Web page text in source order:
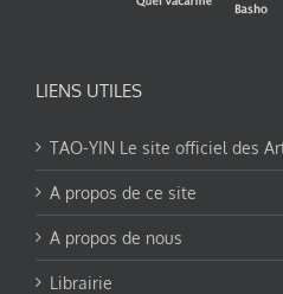
LIENS UTILES
TAO-YIN Le site officiel des
A propos de ce site
A propos de nous
Librairie